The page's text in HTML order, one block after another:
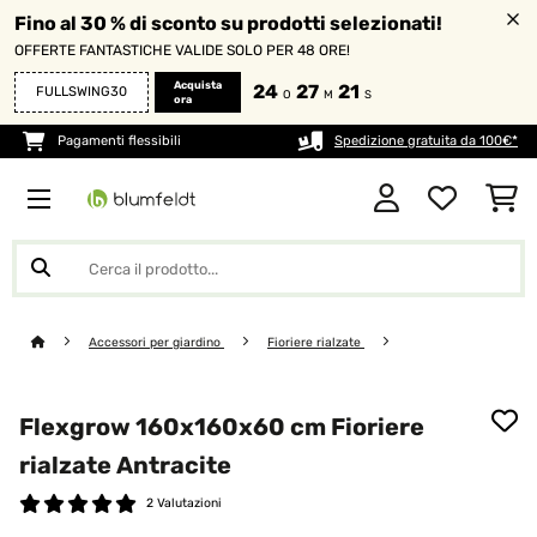
Fino al 30 % di sconto su prodotti selezionati!
OFFERTE FANTASTICHE VALIDE SOLO PER 48 ORE!
FULLSWING30
Acquista
ora
24 O 27 M 21 S
Pagamenti flessibili Spedizione gratuita da 100€*
Accessori per giardino Fioriere rialzate
Flexgrow 160x160x60 cm Fioriere
rialzate Antracite
2 Valutazioni